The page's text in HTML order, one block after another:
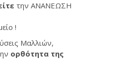
την ΑΝΑΝΕΩΣΗ
!
Μαλλιών,
ορθότητα της